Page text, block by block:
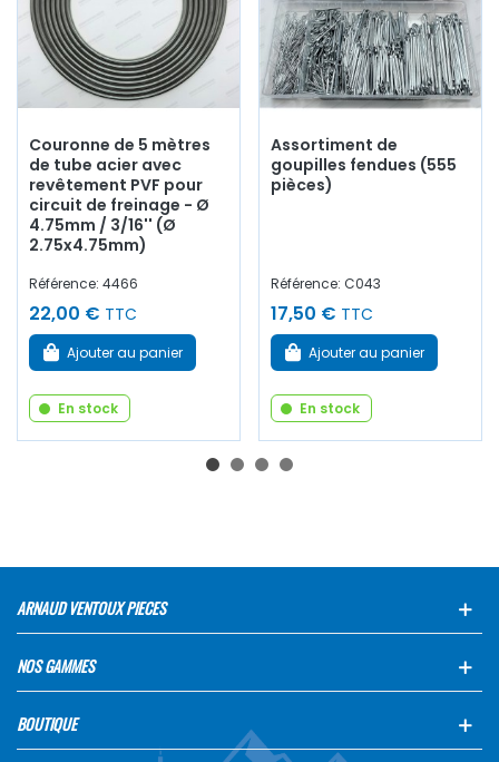
Couronne de 5 mètres
de tube acier avec
revêtement PVF pour
circuit de freinage - Ø
4.75mm / 3/16'' (Ø
2.75x4.75mm)
Référence: 4466
22,00 € TTC
Ajouter au panier
En stock
Assortiment de
goupilles fendues (555
pièces)
Référence: C043
17,50 € TTC
Ajouter au panier
En stock
ARNAUD VENTOUX PIECES
NOS GAMMES
BOUTIQUE